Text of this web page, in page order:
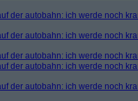
der autobahn: ich werde noch
der autobahn: ich werde noch
der autobahn: ich werde noch
der autobahn: ich werde noch
der autobahn: ich werde noch